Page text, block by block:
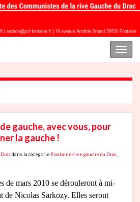
Toggle
gauche, avec vous, pour
la gauche !
dans la catégorie Fontaine/rive gauche du Drac
de mars 2010 se dérouleront à mi-
de Nicolas Sarkozy. Elles seront